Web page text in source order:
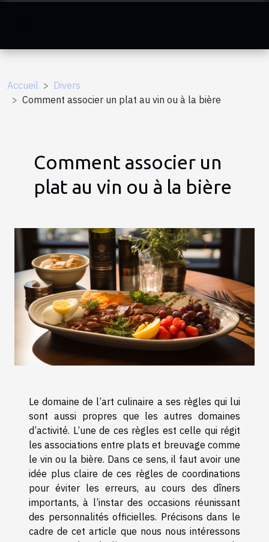
Accueil
Divers
Comment associer un plat au vin ou à la bière
Comment associer un
plat au vin ou à la bière
Le domaine de l’art culinaire a ses règles qui lui
sont aussi propres que les autres domaines
d’activité. L’une de ces règles est celle qui régit
les associations entre plats et breuvage comme
le vin ou la bière. Dans ce sens, il faut avoir une
idée plus claire de ces règles de coordinations
pour éviter les erreurs, au cours des dîners
importants, à l’instar des occasions réunissant
des personnalités officielles. Précisons dans le
cadre de cet article que nous nous intéressons